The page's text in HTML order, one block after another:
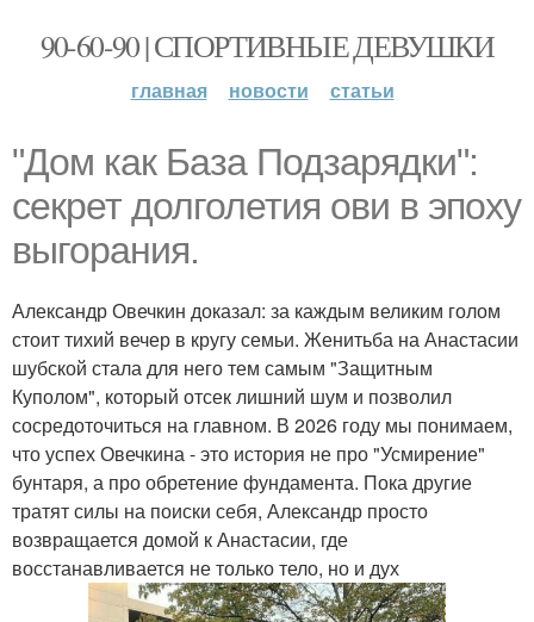
90-60-90 | СПОРТИВНЫЕ ДЕВУШКИ
главная новости статьи
"Дом как База Подзарядки":
секрет долголетия ови в эпоху
выгорания.
Александр Овечкин доказал: за каждым великим голом
стоит тихий вечер в кругу семьи. Женитьба на Анастасии
шубской стала для него тем самым "Защитным
Куполом", который отсек лишний шум и позволил
сосредоточиться на главном. В 2026 году мы понимаем,
что успех Овечкина - это история не про "Усмирение"
бунтаря, а про обретение фундамента. Пока другие
тратят силы на поиски себя, Александр просто
возвращается домой к Анастасии, где
восстанавливается не только тело, но и дух